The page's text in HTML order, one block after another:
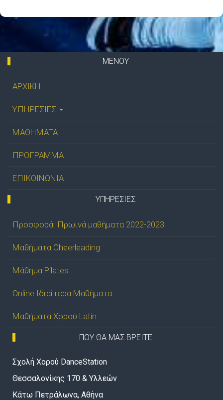
ΜΕΝΟΥ
ΑΡΧΙΚΗ
ΥΠΗΡΕΣΙΕΣ
ΜΑΘΗΜΑΤΑ
ΠΡΟΓΡΑΜΜΑ
ΕΠΙΚΟΙΝΩΝΙΑ
ΥΠΗΡΕΣΊΕΣ
Προσφορά: Πρωινά μαθήματα 2022-2023
Μαθήματα Cheerleading
Μάθημα Pilates
Online Ιδιαίτερα Μαθήματα
Μαθήματα Χορού Latin
ΠΟΥ ΘΑ ΜΑΣ ΒΡΕΙΤΕ
Σχολή Χορού DanceStation
Θεσσαλονίκης 170 & Υλλεών
Κάτω Πετράλωνα, Αθήνα